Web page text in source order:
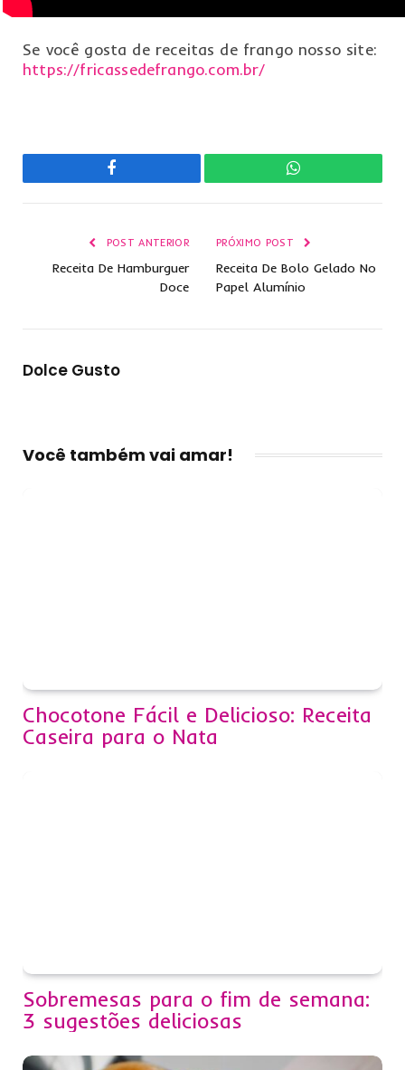
Se você gosta de receitas de frango nosso site:
https://fricassedefrango.com.br/
Facebook WhatsApp
POST ANTERIOR
Receita De Hamburguer
Doce
PRÓXIMO POST
Receita De Bolo Gelado No
Papel Alumínio
Dolce Gusto
Você também vai amar!
Chocotone Fácil e Delicioso: Receita
Caseira para o Nata
Sobremesas para o fim de semana:
3 sugestões deliciosas